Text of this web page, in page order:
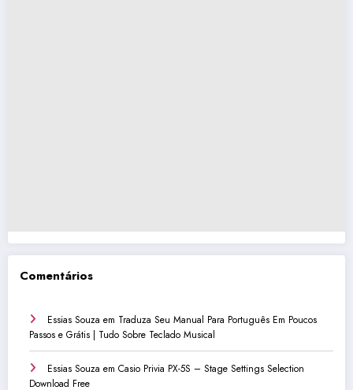
Comentários
Essias Souza em Traduza Seu Manual Para Português Em Poucos
Passos e Grátis | Tudo Sobre Teclado Musical
Essias Souza em Casio Privia PX-5S – Stage Settings Selection
Download Free